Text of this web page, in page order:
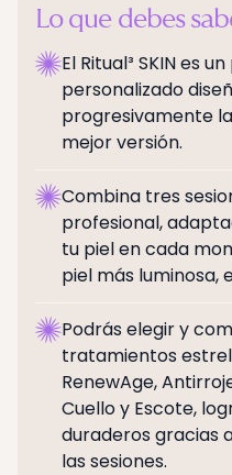
Lo que debes
El Ritual³ SKIN es
personalizado
progresivamente
mejor versión.
Combina tres
profesional,
tu piel en cada
piel más luminosa,
Podrás elegir y
tratamientos
RenewAge,
Cuello y Escote,
duraderos gracias
las sesiones.